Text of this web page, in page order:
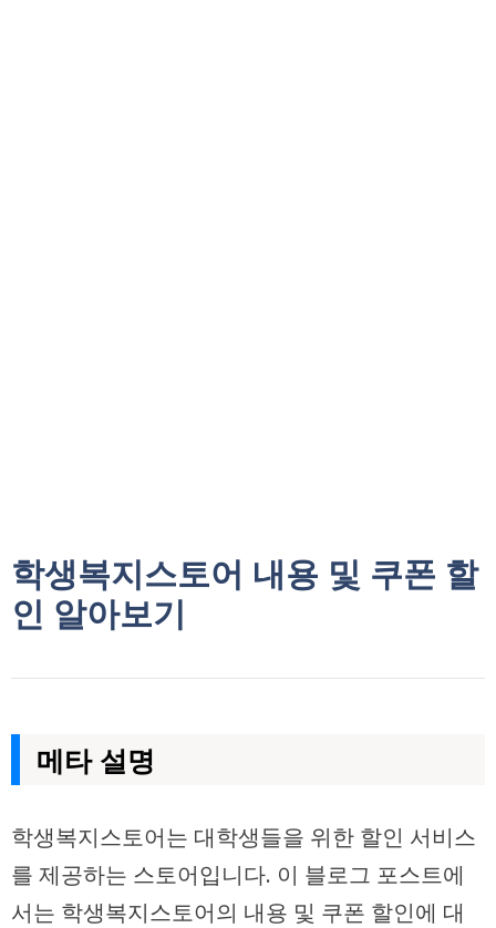
학생복지스토어 내용 및 쿠폰 할
인 알아보기
메타 설명
학생복지스토어는 대학생들을 위한 할인 서비스
를 제공하는 스토어입니다. 이 블로그 포스트에
서는 학생복지스토어의 내용 및 쿠폰 할인에 대